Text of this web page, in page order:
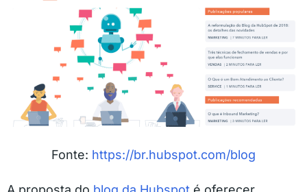
Fonte: https://br.hubspot.com/blog